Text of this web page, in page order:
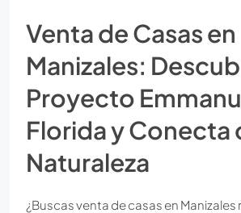
Venta de Casas en
Manizales:
Proyecto
Florida y Conecta
Naturaleza
¿Buscas venta de casas en